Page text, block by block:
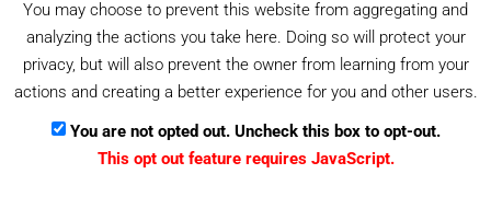
You may choose to prevent this website from aggregating and
analyzing the actions you take here. Doing so will protect your
privacy, but will also prevent the owner from learning from your
actions and creating a better experience for you and other users.
You are not opted out. Uncheck this box to opt-out.
This opt out feature requires JavaScript.